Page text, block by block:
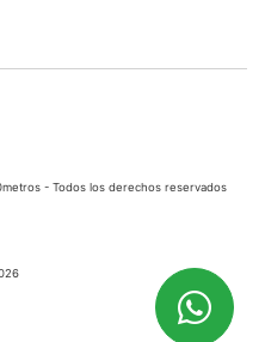
- Todos los derechos reservados